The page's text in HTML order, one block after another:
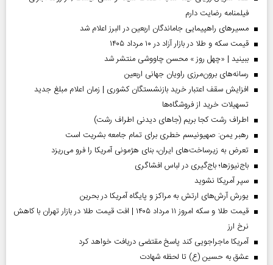
فیلمنامه رضایت دارم
مسیر‌های راهپیمایی جاماندگان اربعین در البرز اعلام شد
قیمت سکه و طلا در بازار آزاد در ۱۰ مرداد ۱۴۰۵
ببینید | «چهل روز » محسن چاووشی منتشر شد
رسانه‌های برون‌مرزی راویان جهانی اربعین
افزایش سقف اعتبار خرید بازنشستگان کشوری | زمان اعلام مبلغ جدید
تسهیلات خرید از فروشگاه‌ها
اطراف رشت کجا بریم (جاهای دیدنی اطراف رشت)
رهبر یمن: صهیونیسم خطری برای تمام جامعه بشریت است
تعرض به زیرساخت‌های ایران، بنای هژمونی آمریکا را فرو می‌ریزد
باج‌نیوزها؛ باج‌گیری در لباس افشاگری
سپر آمریکا نشوید
یورش آرش‌های ارتش به مراکز و پایگاه‌ آمریکا در بحرین
قیمت طلا و سکه امروز ۱۱ مرداد ۱۴۰۵ | افت قیمت طلا در بازار تهران با کاهش
نرخ ارز
آمریکا ماجراجویی کند پاسخ مقتضی دریافت خواهد کرد
عشق به حسین (ع) تا لحظه شهادت